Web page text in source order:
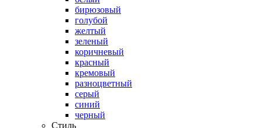
бирюзовый
голубой
желтый
зеленый
коричневый
красный
кремовый
разноцветный
серый
синий
черный
Стиль